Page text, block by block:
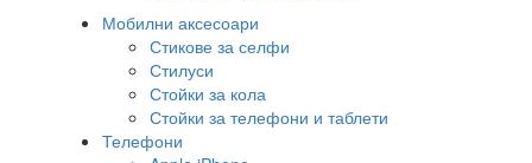
Мобилни аксесоари
Стикове за селфи
Стилуси
Стойки за кола
Стойки за телефони и таблети
Телефони